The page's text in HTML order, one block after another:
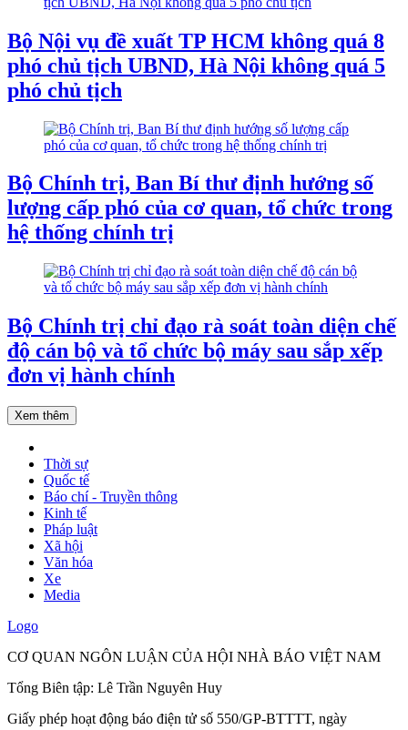
Bộ Nội vụ đề xuất TP HCM không quá 8
phó chủ tịch UBND, Hà Nội không quá 5
phó chủ tịch
Bộ Chính trị, Ban Bí thư định hướng số
lượng cấp phó của cơ quan, tổ chức trong
hệ thống chính trị
Bộ Chính trị chỉ đạo rà soát toàn diện chế
độ cán bộ và tổ chức bộ máy sau sắp xếp
đơn vị hành chính
Xem thêm
Thời sự
Quốc tế
Báo chí - Truyền thông
Kinh tế
Pháp luật
Xã hội
Văn hóa
Xe
Media
Logo
CƠ QUAN NGÔN LUẬN CỦA HỘI NHÀ BÁO VIỆT NAM
Tổng Biên tập: Lê Trần Nguyên Huy
Giấy phép hoạt động báo điện tử số 550/GP-BTTTT, ngày